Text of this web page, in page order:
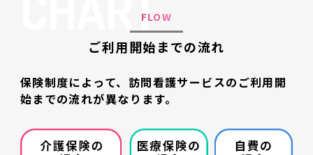
FLOW
ご利用開始までの流れ
保険制度によって、訪問看護サービスのご利用開
始までの流れが異なります。